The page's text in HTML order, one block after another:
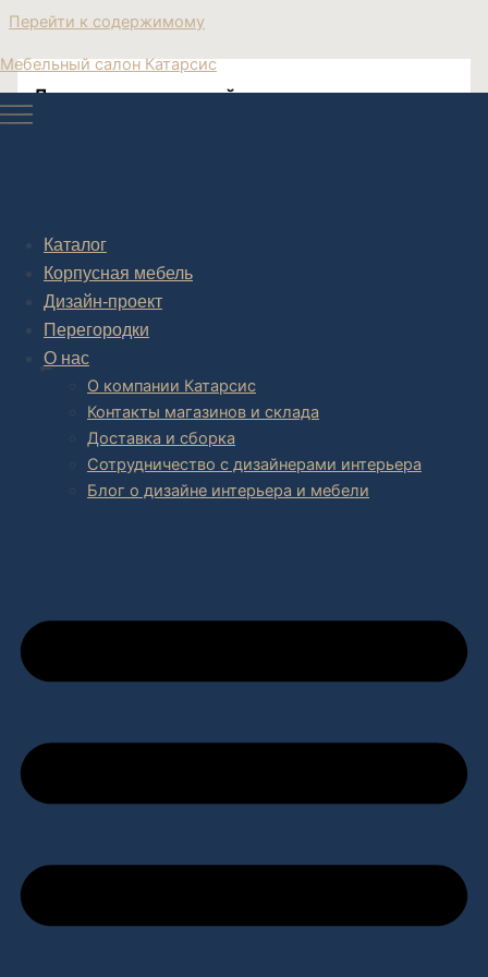
Перейти к содержимому
Мебельный салон Катарсис
Каталог
Корпусная мебель
Дизайн-проект
Перегородки
О нас
О компании Катарсис
Контакты магазинов и склада
Доставка и сборка
Сотрудничество с дизайнерами интерьера
Блог о дизайне интерьера и мебели
Диван двухместный на ножках купить в
Диван с креслами на заказ Катарсис мебель
Post navigation
НАЗАД